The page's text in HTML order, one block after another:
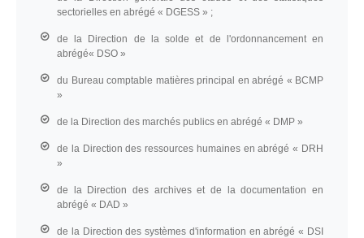
sectorielles en abrégé « DGESS » ;
de la Direction de la solde et de l'ordonnancement en
abrégé« DSO »
du Bureau comptable matières principal en abrégé « BCMP
»
de la Direction des marchés publics en abrégé « DMP »
de la Direction des ressources humaines en abrégé « DRH
»
de la Direction des archives et de la documentation en
abrégé « DAD »
de la Direction des systèmes d'information en abrégé « DSI